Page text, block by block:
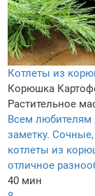
Котлеты из
Корюшка
Растительное
Всем любителям
заметку.
котлеты из
отличное
40 мин